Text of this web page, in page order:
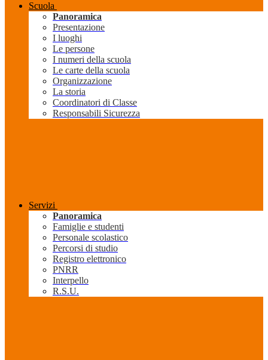
Scuola
Panoramica
Presentazione
I luoghi
Le persone
I numeri della scuola
Le carte della scuola
Organizzazione
La storia
Coordinatori di Classe
Responsabili Sicurezza
Servizi
Panoramica
Famiglie e studenti
Personale scolastico
Percorsi di studio
Registro elettronico
PNRR
Interpello
R.S.U.